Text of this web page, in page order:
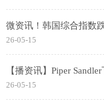
微资讯！韩国综合指数
26-05-15
【播资讯】Piper
26-05-15